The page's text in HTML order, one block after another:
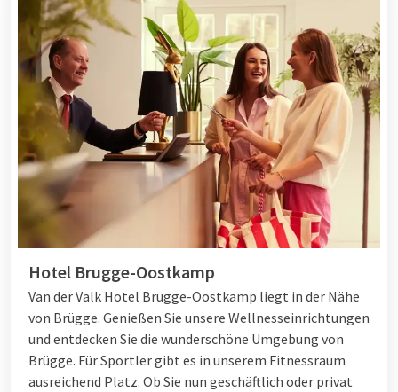
Belgien bietet viele Möglichkeiten.
Arten von Wochenenden in Belgien
Belgien bietet verschiedene Möglichkeiten für ein
Wochenende, je nach Ihren Vorlieben. Sie können die Sonne,
das Meer und den Sand an der belgischenKüstegenießen, die
Wälder und Hügel der Ardennen erkunden, pulsierende Städte
wie Brüssel, Gent und Antwerpen besuchen oder die reiche
Kultur und Geschichte in Städten wie Brügge und Mechelen
entdecken. Wie auch immer Sie Ihr Wochenende in Belgien
gestalten möchten, die Van der Valk Hotels in Belgien bieten
für jeden etwas!
Hotel Brugge-Oostkamp
Van der Valk Hotel Brugge-Oostkamp liegt in der Nähe
von Brügge. Genießen Sie unsere Wellnesseinrichtungen
und entdecken Sie die wunderschöne Umgebung von
Brügge. Für Sportler gibt es in unserem Fitnessraum
ausreichend Platz. Ob Sie nun geschäftlich oder privat